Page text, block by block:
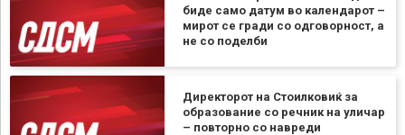
биде само датум во календарот –
мирот се гради со одговорност, а
не со поделби
Директорот на Стоилковиќ за
образование со речник на уличар
– повторно со навреди